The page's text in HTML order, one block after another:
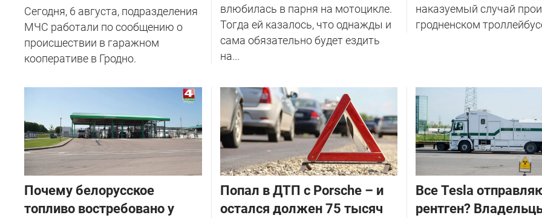
Сегодня, 6 августа, подразделения
МЧС работали по сообщению о
происшествии в гаражном
кооперативе в Гродно.
влюбилась в парня на мотоцикле.
Тогда ей казалось, что однажды и
сама обязательно будет ездить
на...
наказуемый случай
гродненском
Почему белорусское
топливо востребовано у
​Попал в ДТП с Porsche – и
остался должен 75 тысяч
Все Tesla
рентген?